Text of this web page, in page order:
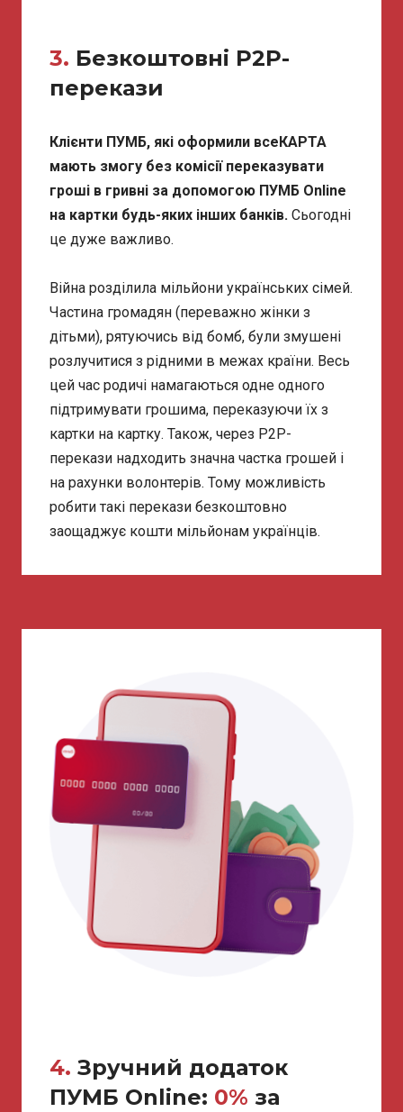
3. Безкоштовні Р2Р-
перекази
Клієнти ПУМБ, які оформили всеКАРТА
мають змогу без комісії переказувати
гроші в гривні за допомогою ПУМБ Online
на картки будь-яких інших банків. Сьогодні
це дуже важливо.
Війна розділила мільйони українських сімей.
Частина громадян (переважно жінки з
дітьми), рятуючись від бомб, були змушені
розлучитися з рідними в межах країни. Весь
цей час родичі намагаються одне одного
підтримувати грошима, переказуючи їх з
картки на картку. Також, через Р2Р-
перекази надходить значна частка грошей і
на рахунки волонтерів. Тому можливість
робити такі перекази безкоштовно
заощаджує кошти мільйонам українців.
4. Зручний додаток
ПУМБ Online: 0% за